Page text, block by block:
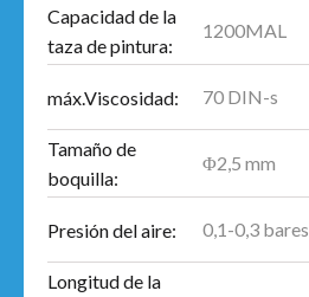
Capacidad de la
taza de pintura:
1200MAL
máx.Viscosidad: 70 DIN-s
Tamaño de
boquilla:
Φ2,5 mm
Presión del aire: 0,1-0,3 bares
Longitud de la